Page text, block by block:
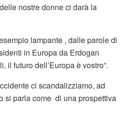
nostre donne ci darà la
lampante , dalle parole di
in Europa da Erdogan
il futuro dell’Europa è vostro”.
ci scandalizziamo, ad
si parla come di una prospettiva